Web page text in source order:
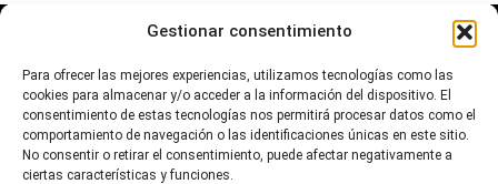
Gestionar consentimiento
Para ofrecer las mejores experiencias, utilizamos tecnologías como las
cookies para almacenar y/o acceder a la información del dispositivo. El
consentimiento de estas tecnologías nos permitirá procesar datos como el
comportamiento de navegación o las identificaciones únicas en este sitio.
No consentir o retirar el consentimiento, puede afectar negativamente a
ciertas características y funciones.